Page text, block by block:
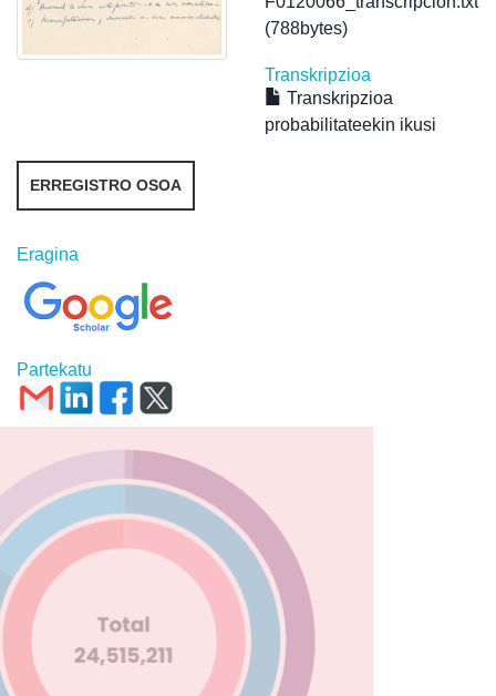
(788bytes)
Transkripzioa
Transkripzioa
probabilitateekin ikusi
ERREGISTRO OSOA
Eragina
Partekatu